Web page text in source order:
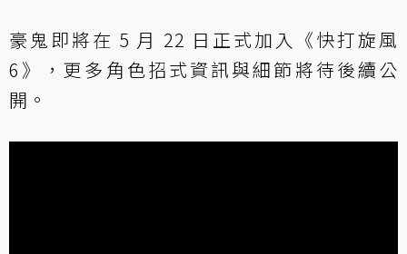
豪鬼即將在 5 月 22 日正式加入《快打旋風
6》，更多角色招式資訊與細節將待後續公
開。